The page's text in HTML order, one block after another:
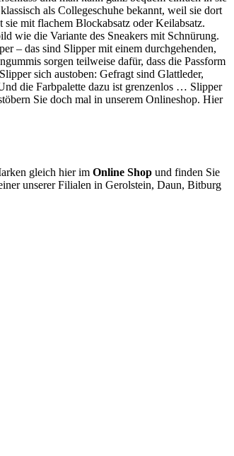
als Collegeschuhe bekannt, weil sie dort
mit flachem Blockabsatz oder Keilabsatz.
wie die Variante des Sneakers mit Schnürung.
– das sind Slipper mit einem durchgehenden,
sorgen teilweise dafür, dass die Passform
sich austoben: Gefragt sind Glattleder,
die Farbpalette dazu ist grenzenlos … Slipper
Sie doch mal in unserem Onlineshop. Hier
gleich hier im Online Shopund finden Sie
unserer Filialen in Gerolstein, Daun, Bitburg